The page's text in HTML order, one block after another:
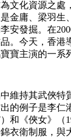
文化資源之
金庸、梁羽
安發掘。在
。今天，香
寶主演的一系
維持其武俠
的例子是李
和《俠女》
衣衛制服，